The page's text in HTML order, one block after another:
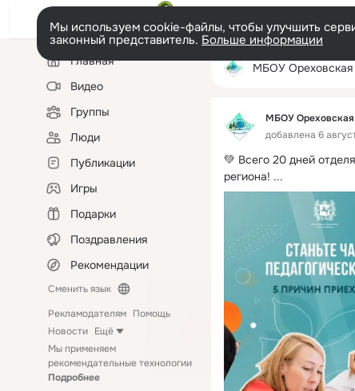
Мы используем cookie-файлы, чтобы улучшить
законный представитель. Больше информации
Левая
колонкаГлавная
Видео
Группы
Люди
Публикации
Игры
Подарки
Поздравления
Рекомендации
Сменить язык
Рекламодателям Помощь
Новости Ещё
Мы применяем
рекомендательные технологии
Подробнее
МБОУ
МБОУ
добавлена 6
💚 Всего 20 дней
региона! ...